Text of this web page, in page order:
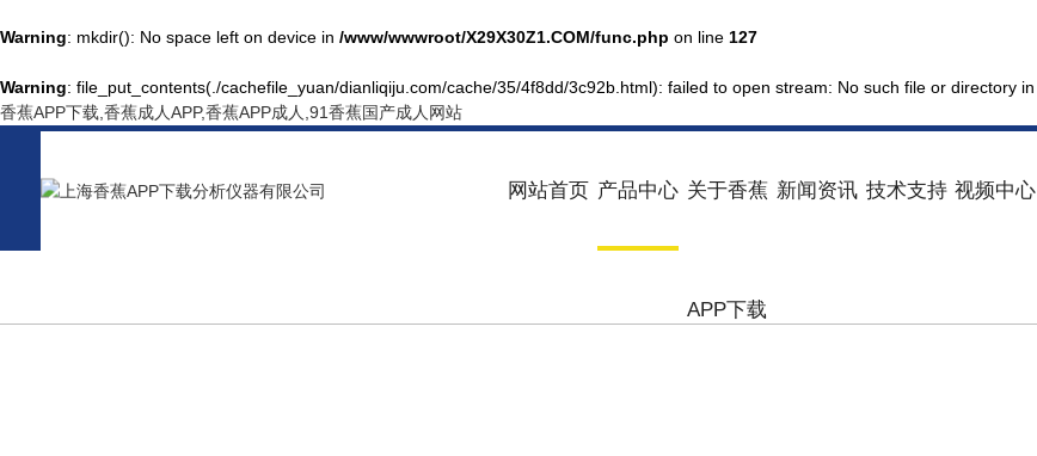
Warning: mkdir(): No space left on device in /www/wwwroot/X29X30Z1.COM/func.php on line 127
Warning: file_put_contents(./cachefile_yuan/dianliqiju.com/cache/35/4f8dd/3c92b.html): failed to open stream: No such file or directory in
香蕉APP下载,香蕉成人APP,香蕉APP成人,91香蕉国产成人网站
网站首页 产品中心 关于香蕉
APP下载
新闻资讯 技术支持 视频中心